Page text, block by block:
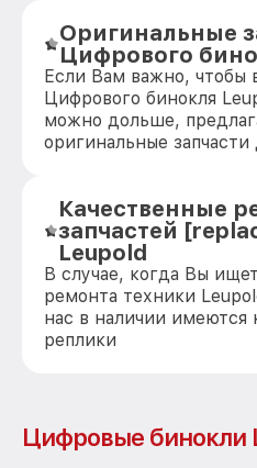
Оригинальные
Цифрового
Если Вам важно, чтобы
Цифрового бинокля
можно дольше,
оригинальные
Качественные
запчастей
Leupold
В случае, когда Вы
ремонта техники
нас в наличии имеются
реплики
Цифровые бинокли